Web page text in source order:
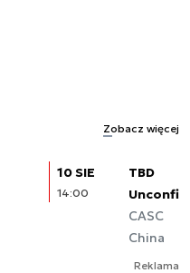
Zobacz więcej
10 SIE
14:00
TBD
CASC
China
Reklama